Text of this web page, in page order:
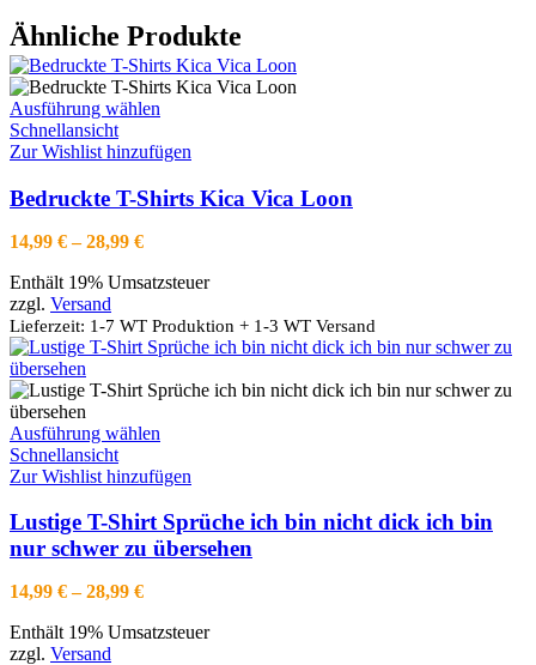
Ähnliche Produkte
Ausführung wählen
weist
Varianten
auf.
können
der
Produktseite
werden
Schnellansicht
Zur Wishlist hinzufügen
Bedruckte T-Shirts Kica Vica Loon
14,99 € –28,99 €Preisspanne:
bis
Enthält 19% Umsatzsteuer
zzgl. Versand
Lieferzeit: 1-7 WT Produktion + 1-3 WT Versand
Ausführung wählen
weist
Varianten
auf.
Die
auf
Schnellansicht
Zur Wishlist hinzufügen
Lustige T-Shirt Sprüche ich bin nicht dick ich bin
nur schwer zu übersehen
14,99 € –28,99 €Preisspanne:
bis
Enthält 19% Umsatzsteuer
zzgl. Versand